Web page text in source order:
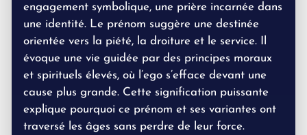
engagement symbolique, une prière incarnée dans
une identité. Le prénom suggère une destinée
orientée vers la piété, la droiture et le service. Il
évoque une vie guidée par des principes moraux
et spirituels élevés, où l’ego s’efface devant une
cause plus grande. Cette signification puissante
explique pourquoi ce prénom et ses variantes ont
traversé les âges sans perdre de leur force.